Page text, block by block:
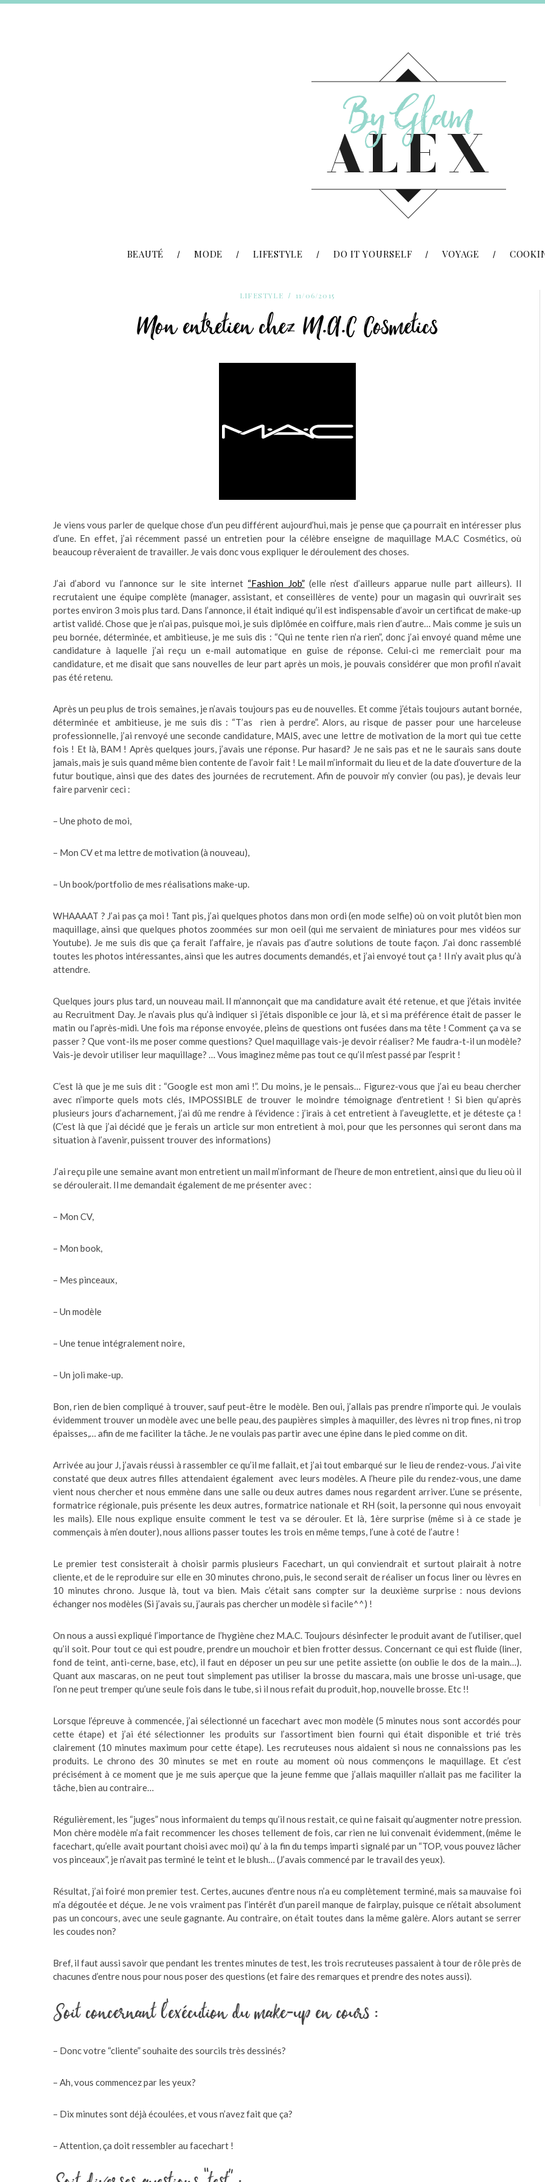
BEAUTÉ MODE LIFESTYLE DO IT YOURSELF VOYAGE
LIFESTYLE 11/06/2015
Mon entretien chez M.A.C Cosmetics
Je viens vous parler de quelque chose d’un peu différent aujourd’hui, mais je pense que ça pourrait en intéresser plus
d’une. En effet, j’ai récemment passé un entretien pour la célèbre enseigne de maquillage M.A.C Cosmétics, où
beaucoup rêveraient de travailler. Je vais donc vous expliquer le déroulement des choses.
J’ai d’abord vu l’annonce sur le site internet “Fashion Job”(elle n’est d’ailleurs apparue nulle part ailleurs). Il
recrutaient une équipe complète (manager, assistant, et conseillères de vente) pour un magasin qui ouvrirait ses
portes environ 3 mois plus tard. Dans l’annonce, il était indiqué qu’il est indispensable d’avoir un certificat de make-up
artist validé. Chose que je n’ai pas, puisque moi, je suis diplômée en coiffure, mais rien d’autre… Mais comme je suis un
peu bornée, déterminée, et ambitieuse, je me suis dis : “Qui ne tente rien n’a rien”, donc j’ai envoyé quand même une
candidature à laquelle j’ai reçu un e-mail automatique en guise de réponse. Celui-ci me remerciait pour ma
candidature, et me disait que sans nouvelles de leur part après un mois, je pouvais considérer que mon profil n’avait
pas été retenu.
Après un peu plus de trois semaines, je n’avais toujours pas eu de nouvelles. Et comme j’étais toujours autant bornée,
déterminée et ambitieuse, je me suis dis : “T’as rien à perdre”. Alors, au risque de passer pour une harceleuse
professionnelle, j’ai renvoyé une seconde candidature, MAIS, avec une lettre de motivation de la mort qui tue cette
fois ! Et là, BAM ! Après quelques jours, j’avais une réponse. Pur hasard? Je ne sais pas et ne le saurais sans doute
jamais, mais je suis quand même bien contente de l’avoir fait ! Le mail m’informait du lieu et de la date d’ouverture de la
futur boutique, ainsi que des dates des journées de recrutement. Afin de pouvoir m’y convier (ou pas), je devais leur
faire parvenir ceci :
– Une photo de moi,
– Mon CV et ma lettre de motivation (à nouveau),
– Un book/portfolio de mes réalisations make-up.
WHAAAAT ? J’ai pas ça moi ! Tant pis, j’ai quelques photos dans mon ordi (en mode selfie) où on voit plutôt bien mon
maquillage, ainsi que quelques photos zoommées sur mon oeil (qui me servaient de miniatures pour mes vidéos sur
Youtube). Je me suis dis que ça ferait l’affaire, je n’avais pas d’autre solutions de toute façon. J’ai donc rassemblé
toutes les photos intéressantes, ainsi que les autres documents demandés, et j’ai envoyé tout ça ! Il n’y avait plus qu’à
attendre.
Quelques jours plus tard, un nouveau mail. Il m’annonçait que ma candidature avait été retenue, et que j’étais invitée
au Recruitment Day. Je n’avais plus qu’à indiquer si j’étais disponible ce jour là, et si ma préférence était de passer le
matin ou l’après-midi. Une fois ma réponse envoyée, pleins de questions ont fusées dans ma tête ! Comment ça va se
passer ? Que vont-ils me poser comme questions? Quel maquillage vais-je devoir réaliser? Me faudra-t-il un modèle?
Vais-je devoir utiliser leur maquillage? … Vous imaginez même pas tout ce qu’il m’est passé par l’esprit !
C’est là que je me suis dit : “Google est mon ami !”. Du moins, je le pensais… Figurez-vous que j’ai eu beau chercher
avec n’importe quels mots clés, IMPOSSIBLE de trouver le moindre témoignage d’entretient ! Si bien qu’après
plusieurs jours d’acharnement, j’ai dû me rendre à l’évidence : j’irais à cet entretient à l’aveuglette, et je déteste ça !
(C’est là que j’ai décidé que je ferais un article sur mon entretient à moi, pour que les personnes qui seront dans ma
situation à l’avenir, puissent trouver des informations)
J’ai reçu pile une semaine avant mon entretient un mail m’informant de l’heure de mon entretient, ainsi que du lieu où il
se déroulerait. Il me demandait également de me présenter avec :
– Mon CV,
– Mon book,
– Mes pinceaux,
– Un modèle
– Une tenue intégralement noire,
– Un joli make-up.
Bon, rien de bien compliqué à trouver, sauf peut-être le modèle. Ben oui, j’allais pas prendre n’importe qui. Je voulais
évidemment trouver un modèle avec une belle peau, des paupières simples à maquiller, des lèvres ni trop fines, ni trop
épaisses,… afin de me faciliter la tâche. Je ne voulais pas partir avec une épine dans le pied comme on dit.
Arrivée au jour J, j’avais réussi à rassembler ce qu’il me fallait, et j’ai tout embarqué sur le lieu de rendez-vous. J’ai vite
constaté que deux autres filles attendaient également avec leurs modèles. A l’heure pile du rendez-vous, une dame
vient nous chercher et nous emmène dans une salle ou deux autres dames nous regardent arriver. L’une se présente,
formatrice régionale, puis présente les deux autres, formatrice nationale et RH (soit, la personne qui nous envoyait
les mails). Elle nous explique ensuite comment le test va se dérouler. Et là, 1ère surprise (même si à ce stade je
commençais à m’en douter), nous allions passer toutes les trois en même temps, l’une à coté de l’autre !
Le premier test consisterait à choisir parmis plusieurs Facechart, un qui conviendrait et surtout plairait à notre
cliente, et de le reproduire sur elle en 30 minutes chrono, puis, le second serait de réaliser un focus liner ou lèvres en
10 minutes chrono. Jusque là, tout va bien. Mais c’était sans compter sur la deuxième surprise : nous devions
échanger nos modèles (Si j’avais su, j’aurais pas chercher un modèle si facile^^) !
On nous a aussi expliqué l’importance de l’hygiène chez M.A.C. Toujours désinfecter le produit avant de l’utiliser, quel
qu’il soit. Pour tout ce qui est poudre, prendre un mouchoir et bien frotter dessus. Concernant ce qui est fluide (liner,
fond de teint, anti-cerne, base, etc), il faut en déposer un peu sur une petite assiette (on oublie le dos de la main…).
Quant aux mascaras, on ne peut tout simplement pas utiliser la brosse du mascara, mais une brosse uni-usage, que
l’on ne peut tremper qu’une seule fois dans le tube, si il nous refait du produit, hop, nouvelle brosse. Etc !!
Lorsque l’épreuve à commencée, j’ai sélectionné un facechart avec mon modèle (5 minutes nous sont accordés pour
cette étape) et j’ai été sélectionner les produits sur l’assortiment bien fourni qui était disponible et trié très
clairement (10 minutes maximum pour cette étape). Les recruteuses nous aidaient si nous ne connaissions pas les
produits. Le chrono des 30 minutes se met en route au moment où nous commençons le maquillage. Et c’est
précisément à ce moment que je me suis aperçue que la jeune femme que j’allais maquiller n’allait pas me faciliter la
tâche, bien au contraire…
Régulièrement, les “juges” nous informaient du temps qu’il nous restait, ce qui ne faisait qu’augmenter notre pression.
Mon chère modèle m’a fait recommencer les choses tellement de fois, car rien ne lui convenait évidemment, (même le
facechart, qu’elle avait pourtant choisi avec moi) qu’ à la fin du temps imparti signalé par un “TOP, vous pouvez lâcher
vos pinceaux”, je n’avait pas terminé le teint et le blush… (J’avais commencé par le travail des yeux).
Résultat, j’ai foiré mon premier test. Certes, aucunes d’entre nous n’a eu complètement terminé, mais sa mauvaise foi
m’a dégoutée et déçue. Je ne vois vraiment pas l’intérêt d’un pareil manque de fairplay, puisque ce n’était absolument
pas un concours, avec une seule gagnante. Au contraire, on était toutes dans la même galère. Alors autant se serrer
les coudes non?
Bref, il faut aussi savoir que pendant les trentes minutes de test, les trois recruteuses passaient à tour de rôle près de
chacunes d’entre nous pour nous poser des questions (et faire des remarques et prendre des notes aussi).
Soit concernant l’exécution du make-up en cours :
– Donc votre “cliente” souhaite des sourcils très dessinés?
– Ah, vous commencez par les yeux?
– Dix minutes sont déjà écoulées, et vous n’avez fait que ça?
– Attention, ça doit ressembler au facechart !
c
h